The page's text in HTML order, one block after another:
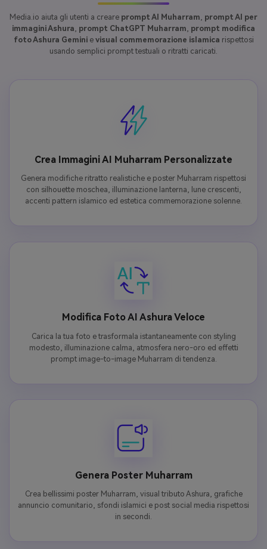
Media.io aiuta gli utenti a creare prompt AI Muharram prompt AI per
immagini Ashura prompt ChatGPT Muharram prompt modifica
foto Ashura Geminie visual commemorazione islamica rispettosi
usando semplici prompt testuali o ritratti caricati.
Crea Immagini AI Muharram Personalizzate
Genera modifiche ritratto realistiche e poster Muharram rispettosi
con silhouette moschea, illuminazione lanterna, lune crescenti,
accenti pattern islamico ed estetica commemorazione solenne.
Modifica Foto AI Ashura Veloce
Carica la tua foto e trasformala istantaneamente con styling
modesto, illuminazione calma, atmosfera nero-oro ed effetti
prompt image-to-image Muharram di tendenza.
Genera Poster Muharram
Crea bellissimi poster Muharram, visual tributo Ashura, grafiche
annuncio comunitario, sfondi islamici e post social media rispettosi
in secondi.